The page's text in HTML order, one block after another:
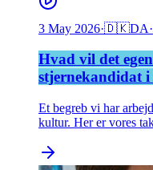
3 May 2026·🇩🇰DA·
Hvad vil det
stjernekandidat i
Et begreb vi har
kultur. Her er vores